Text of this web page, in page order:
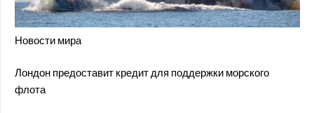
Новости мира
Лондон предоставит кредит для поддержки морского
флота